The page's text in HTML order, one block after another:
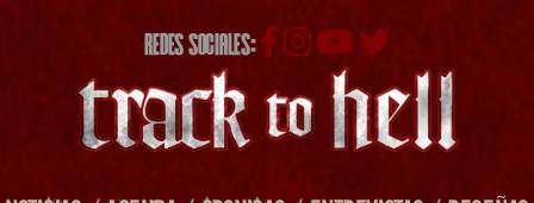
REDES SOCIALES: